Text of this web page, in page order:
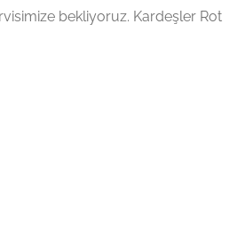
bekliyoruz. Kardeşler Rot